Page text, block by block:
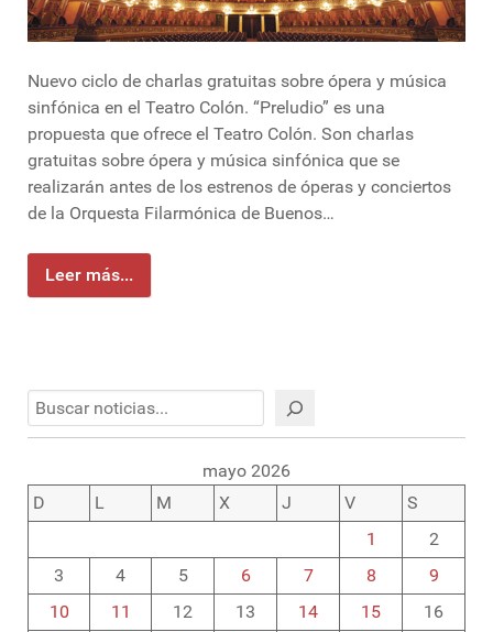
Nuevo ciclo de charlas gratuitas sobre ópera y música
sinfónica en el Teatro Colón. “Preludio” es una
propuesta que ofrece el Teatro Colón. Son charlas
gratuitas sobre ópera y música sinfónica que se
realizarán antes de los estrenos de óperas y conciertos
de la Orquesta Filarmónica de Buenos…
Leer más...
Buscar
mayo 2026
D
L M X J V
S
1
2
3
4 5 6 7 8
9
10
11 12 13 14 15
16